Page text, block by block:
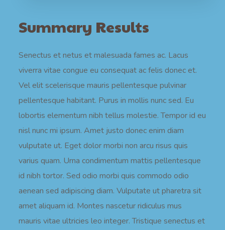
Summary Results
Senectus et netus et malesuada fames ac. Lacus
viverra vitae congue eu consequat ac felis donec et.
Vel elit scelerisque mauris pellentesque pulvinar
pellentesque habitant. Purus in mollis nunc sed. Eu
lobortis elementum nibh tellus molestie. Tempor id eu
nisl nunc mi ipsum. Amet justo donec enim diam
vulputate ut. Eget dolor morbi non arcu risus quis
varius quam. Urna condimentum mattis pellentesque
id nibh tortor. Sed odio morbi quis commodo odio
aenean sed adipiscing diam. Vulputate ut pharetra sit
amet aliquam id. Montes nascetur ridiculus mus
mauris vitae ultricies leo integer. Tristique senectus et